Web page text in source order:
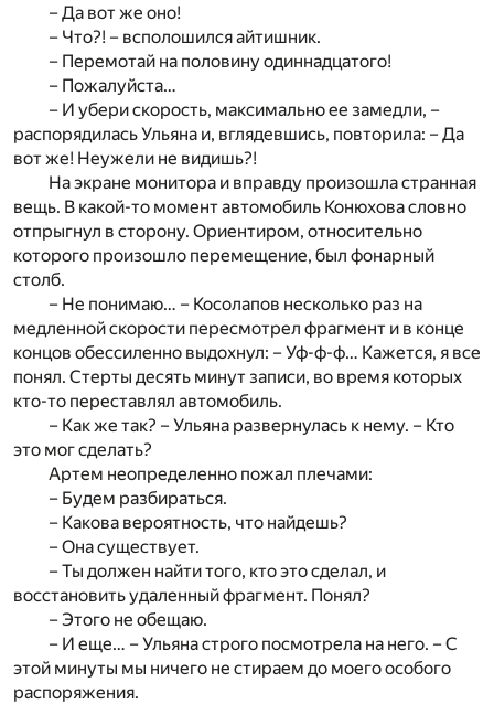
– Да вот же оно!
– Что?! – всполошился айтишник.
– Перемотай на половину одиннадцатого!
– Пожалуйста…
– И убери скорость, максимально ее замедли, –
распорядилась Ульяна и, вглядевшись, повторила: – Да
вот же! Неужели не видишь?!
На экране монитора и вправду произошла странная
вещь. В какой-то момент автомобиль Конюхова словно
отпрыгнул в сторону. Ориентиром, относительно
которого произошло перемещение, был фонарный
столб.
– Не понимаю… – Косолапов несколько раз на
медленной скорости пересмотрел фрагмент и в конце
концов обессиленно выдохнул: – Уф-ф-ф… Кажется, я все
понял. Стерты десять минут записи, во время которых
кто-то переставлял автомобиль.
– Как же так? – Ульяна развернулась к нему. – Кто
это мог сделать?
Артем неопределенно пожал плечами:
– Будем разбираться.
– Какова вероятность, что найдешь?
– Она существует.
– Ты должен найти того, кто это сделал, и
восстановить удаленный фрагмент. Понял?
– Этого не обещаю.
– И еще… – Ульяна строго посмотрела на него. – С
этой минуты мы ничего не стираем до моего особого
распоряжения.